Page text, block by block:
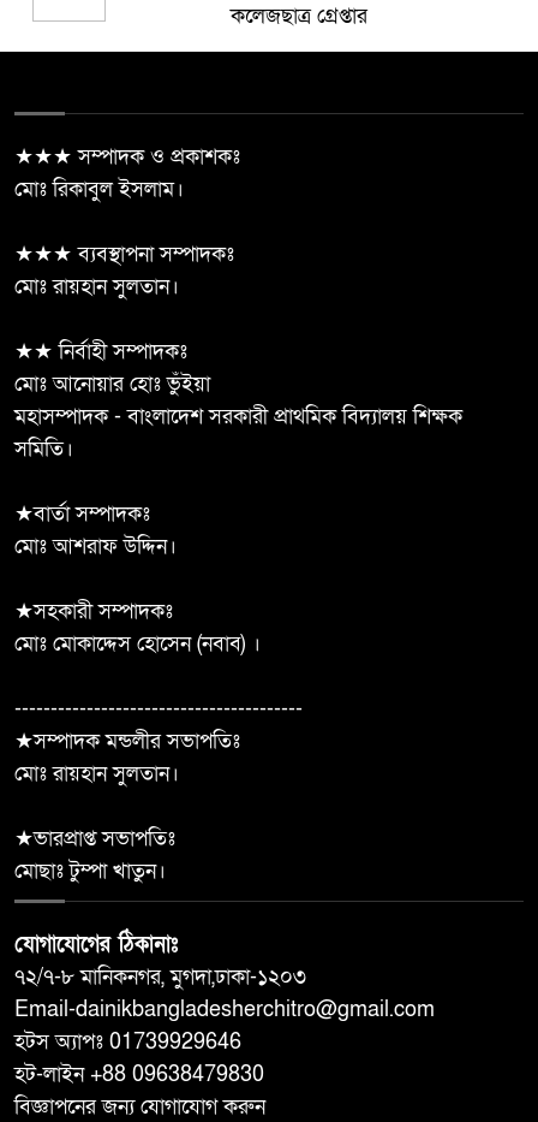
কলেজছাত্র গ্রেপ্তার
সহকারী রাশেদ খান “জামায়াত-
ফেরার পথ তৈরি করছে”
চক্রের ৬ সদস্য গ্রেপ্তার
৬
সিদ্দিকী
৭
৭০০ শিক্ষার্থী, সন্তোষজনক ফলাফল;
তবু জাতীয়করণ হয়নি দুমকি এ.কে.
৯
শ্যামনগরে দুস্থ, অসহায় ও
১০
★★★ সম্পাদক ও প্রকাশকঃ
মোঃ রিকাবুল ইসলাম।
★★★ ব্যবস্থাপনা সম্পাদকঃ
মোঃ রায়হান সুলতান।
★★ নির্বাহী সম্পাদকঃ
মোঃ আনোয়ার হোঃ ভুঁইয়া
মহাসম্পাদক - বাংলাদেশ সরকারী প্রাথমিক বিদ্যালয় শিক্ষক
সমিতি।
★বার্তা সম্পাদকঃ
মোঃ আশরাফ উদ্দিন।
★সহকারী সম্পাদকঃ
মোঃ মোকাদ্দেস হোসেন (নবাব) ।
----------------------------------------
★সম্পাদক মন্ডলীর সভাপতিঃ
মোঃ রায়হান সুলতান।
★ভারপ্রাপ্ত সভাপতিঃ
মোছাঃ টুম্পা খাতুন।
যোগাযোগের ঠিকানাঃ
৭২/৭-৮ মানিকনগর, মুগদা,ঢাকা-১২০৩
Email-dainikbangladesherchitro@gmail.com
হটস অ্যাপঃ 01739929646
হট-লাইন +88 09638479830
বিজ্ঞাপনের জন্য যোগাযোগ করুন